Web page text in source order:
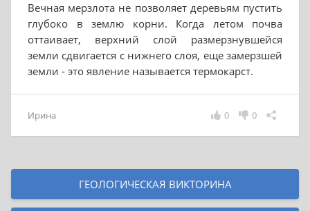
Вечная мерзлота не позволяет деревьям пустить
глубоко в землю корни. Когда летом почва
оттаивает, верхний слой размерзнувшейся
земли сдвигается с нижнего слоя, еще замерзшей
земли - это явление называется термокарст.
Ирина 0
0
ГЕОЛОГИЧЕСКАЯ ВИКТОРИНА